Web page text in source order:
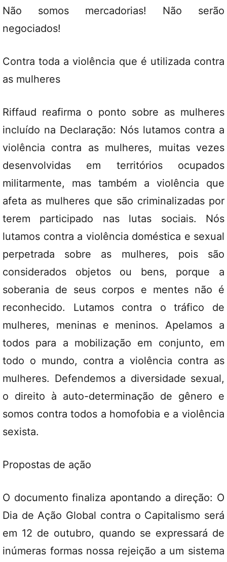
Não somos mercadorias! Não serão
negociados!
Contra toda a violência que é utilizada contra
as mulheres
Riffaud reafirma o ponto sobre as mulheres
incluído na Declaração: Nós lutamos contra a
violência contra as mulheres, muitas vezes
desenvolvidas em territórios ocupados
militarmente, mas também a violência que
afeta as mulheres que são criminalizadas por
terem participado nas lutas sociais. Nós
lutamos contra a violência doméstica e sexual
perpetrada sobre as mulheres, pois são
considerados objetos ou bens, porque a
soberania de seus corpos e mentes não é
reconhecido. Lutamos contra o tráfico de
mulheres, meninas e meninos. Apelamos a
todos para a mobilização em conjunto, em
todo o mundo, contra a violência contra as
mulheres. Defendemos a diversidade sexual,
o direito à auto-determinação de gênero e
somos contra todos a homofobia e a violência
sexista.
Propostas de ação
O documento finaliza apontando a direção: O
Dia de Ação Global contra o Capitalismo será
em 12 de outubro, quando se expressará de
inúmeras formas nossa rejeição a um sistema